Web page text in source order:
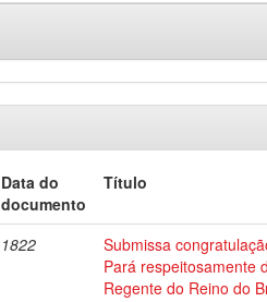
Data do
documento
Título
1822
Submissa
Pará respeitosamente
Regente do Reino do